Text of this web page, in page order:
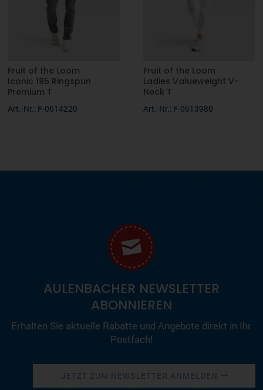
Fruit of the Loom
Iconic 195 Ringspun
Premium T
Art.-Nr.: F-0614220
Fruit of the Loom
Ladies Valueweight V-
Neck T
Art.-Nr.: F-0613980
AULENBACHER NEWSLETTER
ABONNIEREN
Erhalten Sie aktuelle Rabatte und Angebote direkt in Ihr
Postfach!
JETZT ZUM NEWSLETTER ANMELDEN